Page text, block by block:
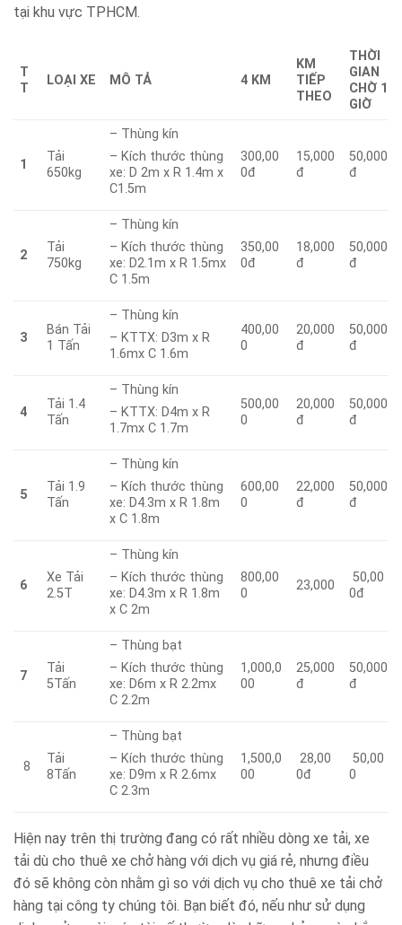
tại khu vực TPHCM.
T
T
LOẠI XE MÔ TẢ 4 KM
KM
TIẾP
THEO
THỜI
GIAN
CHỜ 1
GIỜ
1
Tải
650kg
– Thùng kín
– Kích thước thùng
xe: D 2m x R 1.4m x
C1.5m
300,00
0đ
15,000
đ
50,000
đ
2
Tải
750kg
– Thùng kín
– Kích thước thùng
xe: D2.1m x R 1.5mx
C 1.5m
350,00
0đ
18,000
đ
50,000
đ
3
Bán Tải
1 Tấn
– Thùng kín
– KTTX: D3m x R
1.6mx C 1.6m
400,00
0
20,000
đ
50,000
đ
4
Tải 1.4
Tấn
– Thùng kín
– KTTX: D4m x R
1.7mx C 1.7m
500,00
0
20,000
đ
50,000
đ
5
Tải 1.9
Tấn
– Thùng kín
– Kích thước thùng
xe: D4.3m x R 1.8m
x C 1.8m
600,00
0
22,000
đ
50,000
đ
6
Xe Tải
2.5T
– Thùng kín
– Kích thước thùng
xe: D4.3m x R 1.8m
x C 2m
800,00
0
23,000
50,00
0đ
7
Tải
5Tấn
– Thùng bạt
– Kích thước thùng
xe: D6m x R 2.2mx
C 2.2m
1,000,0
00
25,000
đ
50,000
đ
8
Tải
8Tấn
– Thùng bạt
– Kích thước thùng
xe: D9m x R 2.6mx
C 2.3m
1,500,0
00
28,00
0đ
50,00
0
Hiện nay trên thị trường đang có rất nhiều dòng xe tải, xe
tải dù cho thuê xe chở hàng với dịch vụ giá rẻ, nhưng điều
đó sẽ không còn nhằm gì so với dịch vụ cho thuê xe tải chở
hàng tại công ty chúng tôi. Bạn biết đó, nếu như sử dụng